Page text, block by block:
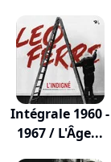
Intégrale 1960 -
1967 / L'Âge...